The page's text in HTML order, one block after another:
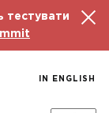
тестувати
IN ENGLISH